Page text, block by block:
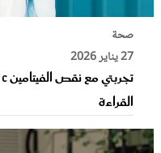
صحة
27 يناير 2026
القراءة